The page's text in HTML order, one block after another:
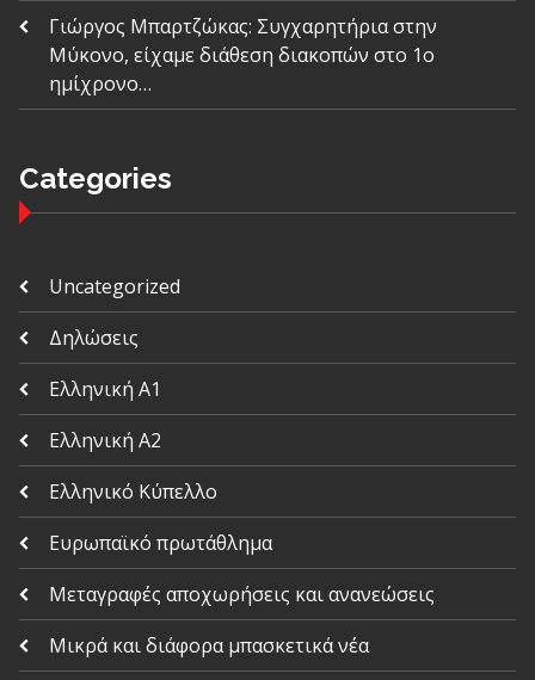
Γιώργος Μπαρτζώκας: Συγχαρητήρια στην
Μύκονο, είχαμε διάθεση διακοπών στο 1ο
ημίχρονο…
Categories
Uncategorized
Δηλώσεις
Ελληνική Α1
Ελληνική Α2
Ελληνικό Κύπελλο
Ευρωπαϊκό πρωτάθλημα
Μεταγραφές αποχωρήσεις και ανανεώσεις
Μικρά και διάφορα μπασκετικά νέα